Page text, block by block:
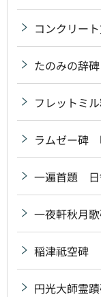
コンクリー
たのみの辞碑
フレットミ
ラムゼー碑
一遍首題 日
一夜軒秋月
稲津祗空碑
円光大師霊